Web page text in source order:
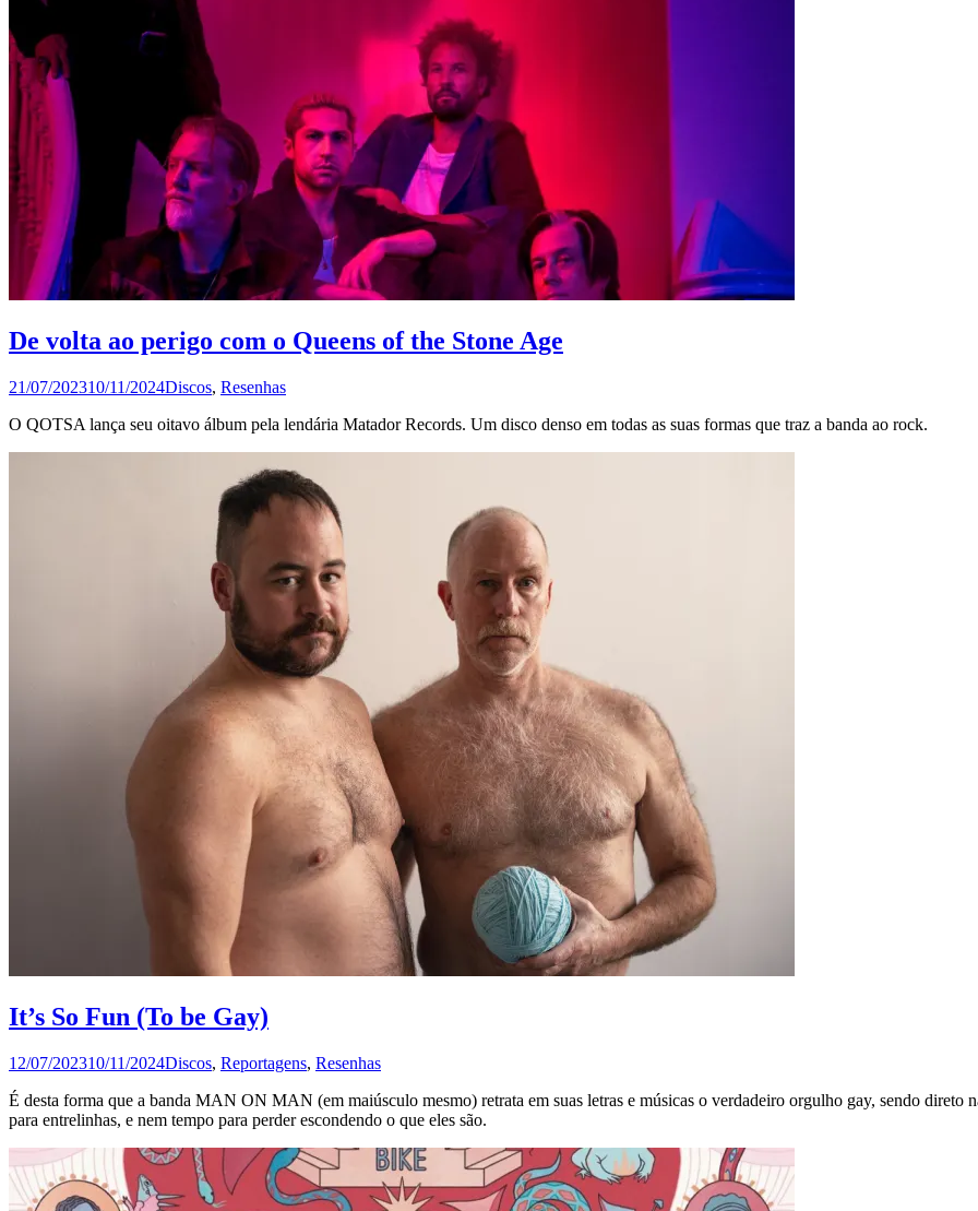
De volta ao perigo com o Queens of the Stone Age
21/07/202310/11/2024Discos, Resenhas
O QOTSA lança seu oitavo álbum pela lendária Matador Records. Um disco denso em todas as suas formas que traz a banda ao rock.
It’s So Fun (To be Gay)
12/07/202310/11/2024Discos, Reportagens, Resenhas
É desta forma que a banda MAN ON MAN (em maiúsculo mesmo) retrata em suas letras e músicas o verdadeiro orgulho gay, sendo direto
para entrelinhas, e nem tempo para perder escondendo o que eles são.